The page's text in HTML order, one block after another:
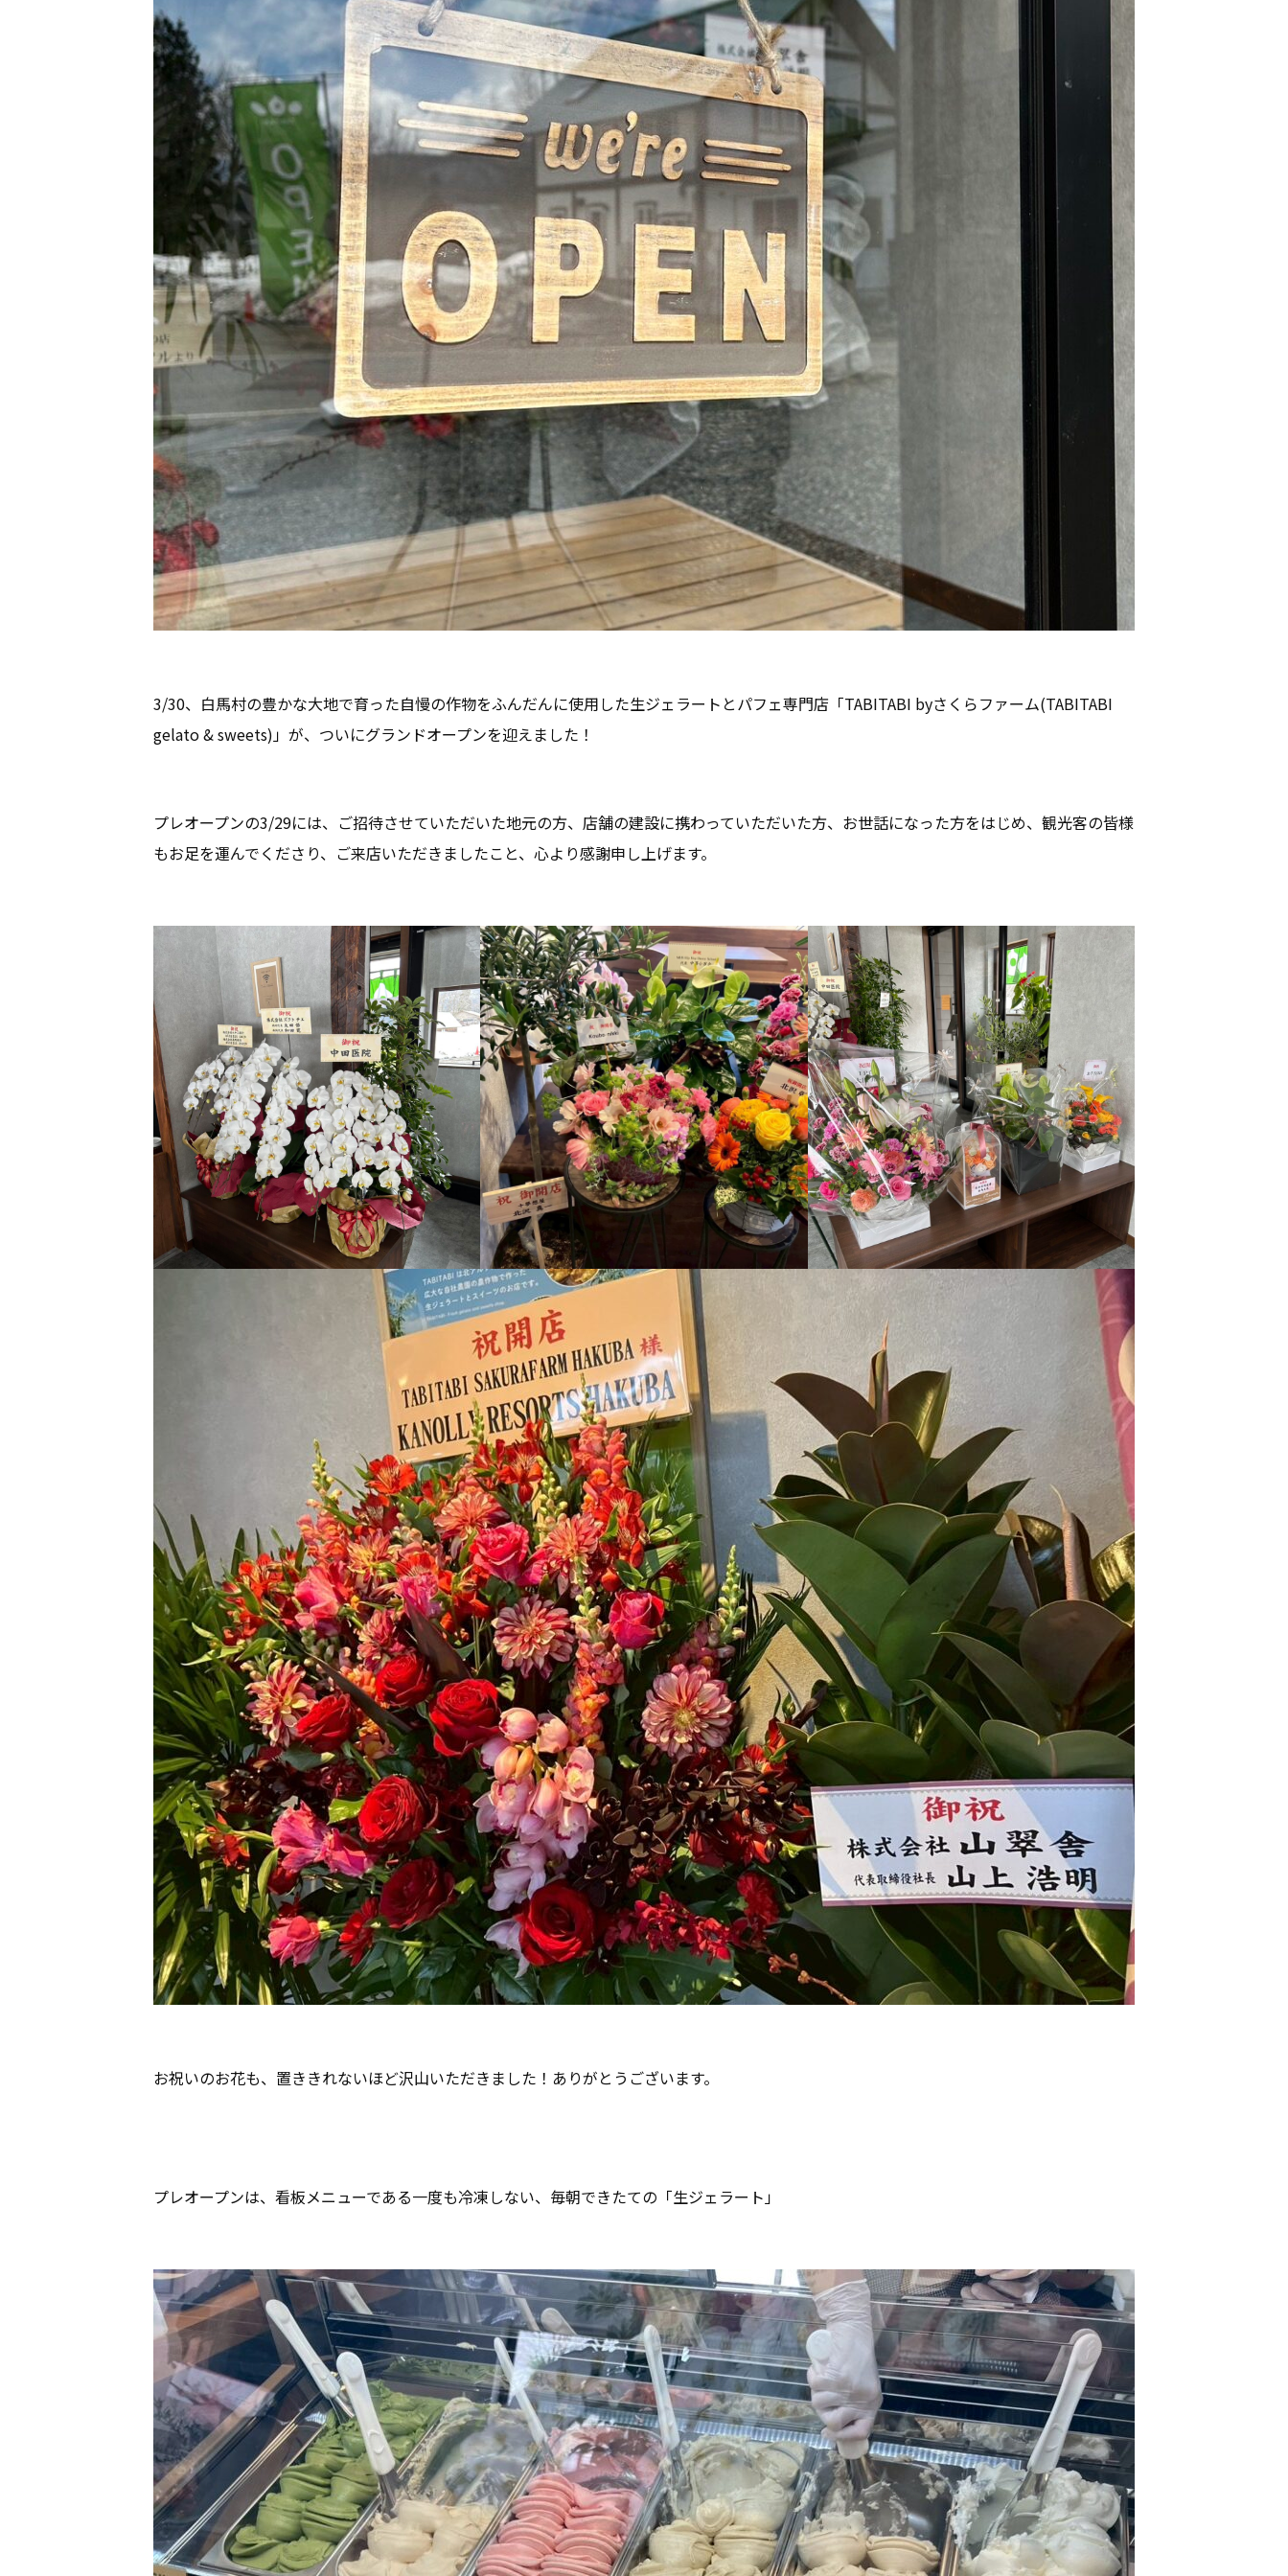
3/30、白馬村の豊かな大地で育った自慢の作物をふんだんに使用した生ジェラートとパフェ専門店「TABITABI byさくらファーム(TABITABI
gelato & sweets)」が、ついにグランドオープンを迎えました！
プレオープンの3/29には、ご招待させていただいた地元の方、店舗の建設に携わっていただいた方、お世話になった方をはじめ、観光客の皆様
もお足を運んでくださり、ご来店いただきましたこと、心より感謝申し上げます。
お祝いのお花も、置ききれないほど沢山いただきました！ありがとうございます。
プレオープンは、看板メニューである一度も冷凍しない、毎朝できたての「生ジェラート」